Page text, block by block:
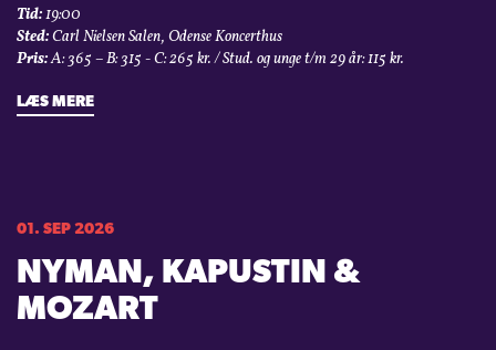
Tid:19:00
Sted:Carl Nielsen Salen, Odense Koncerthus
Pris:A: 365 – B: 315 - C: 265 kr. / Stud. og unge t/m 29 år: 115 kr.
LÆS MERE
01. SEP 2026
NYMAN, KAPUSTIN &
MOZART